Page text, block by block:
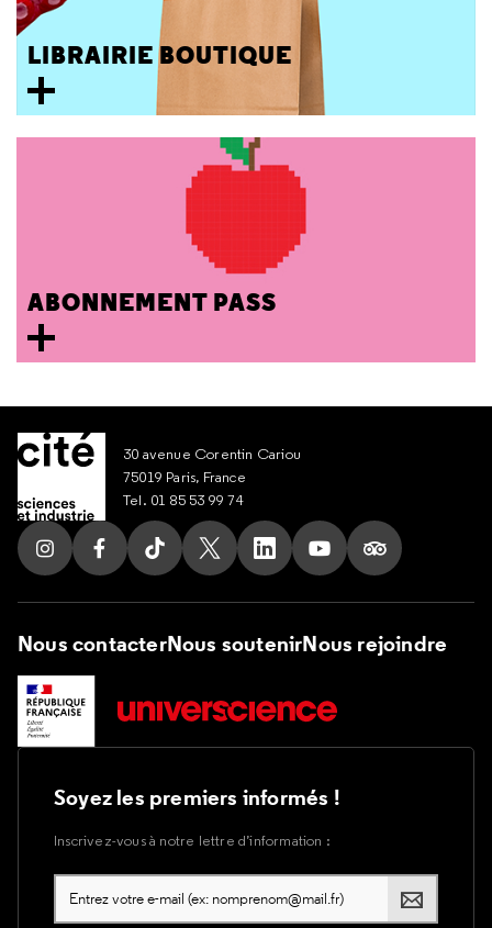
LIBRAIRIE BOUTIQUE
ABONNEMENT PASS
30 avenue Corentin Cariou
75019 Paris, France
Tel. 01 85 53 99 74
Suivez nous sur Instagram
Suivez nous sur Facebook
Suivez nous sur Tik Tok
Suivez nous sur X
Suivez nous sur LinkedIn
Suivez nous sur
Suivez nous
Nous contacterNous soutenirNous rejoindre
Soyez les premiers informés !
Inscrivez-vous à notre lettre d’information :